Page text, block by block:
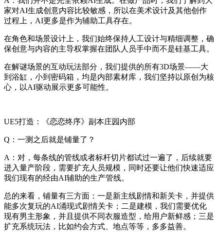
家对AI生成创意内容比较敏感，所以在美术设计及其他创作
过程上，AI更多是作为辅助工具存在。
在角色和场景设计上，我们始终保持人工设计与精细调整，确
保创意与内容的主导权掌握在团队人员手中而不是硅基工具。
在解谜场景的互动玩法部分，我们提供的所有3D场景——大
到浴缸，小到密码箱，均是内部素材库，我们坚持以原创为核
心，以AI驱动展示更多可能性。
UE5打造：《恋恋终序》副本庄园内部
Q：一测之后就是铺量了？
A：对，每条线的管线或者标杆切片都试过一遍了，后续就要
进入量产阶段，需要扩充人员规模，同时还要让他们快速适应
我们现有的经由AI辅助的生产管线。
总的来看，铺量有三方面：一是新主线剧情和新关卡，并提供
能多次复玩的AI涌现式剧情关卡；二是建模，我们需要优化
现有男主形象，并且提供不同衣服造型，给用户新鲜感；三是
扩充系统玩法，比如约会方式、地点等等，多多益善。